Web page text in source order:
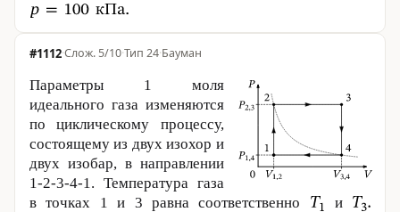
#1112· 5/10·Тип 24·Бауман
Параметры 1 моля
идеального газа изменяются
по циклическому процессу,
состоящему из двух изохор и
двух изобар, в направлении
1-2-3-4-1. Температура газа
в точках 1 и 3 равна соответственно
и